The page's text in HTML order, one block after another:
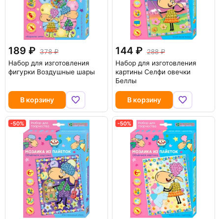
189
378
Набор для изготовления
фигурки Воздушные шары
В корзину
144
288
Набор для изготовления
картины Селфи овечки
Беллы
В корзину
-50% -50%